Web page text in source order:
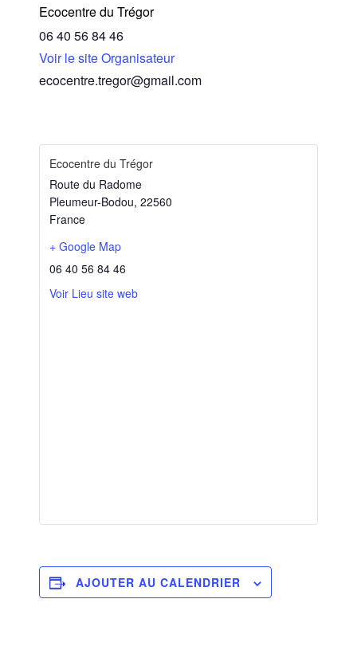
Ecocentre du Trégor
06 40 56 84 46
Voir le site Organisateur
ecocentre.tregor@gmail.com
Ecocentre du Trégor
Route du Radome
Pleumeur-Bodou, 22560
France
+ Google Map
06 40 56 84 46
Voir Lieu site web
AJOUTER AU CALENDRIER